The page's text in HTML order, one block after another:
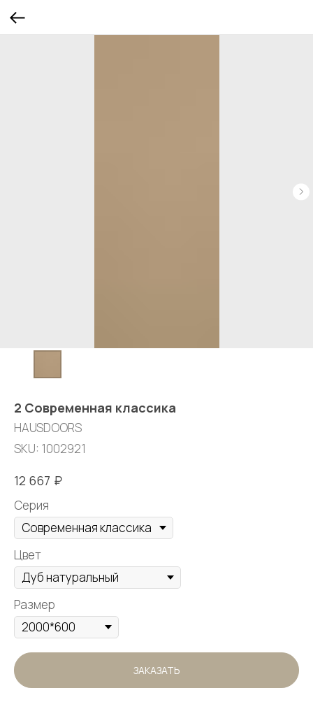
2 Современная классика
HAUSDOORS
SKU: 1002921
12 667 ₽
Серия
Цвет
Размер
ЗАКАЗАТЬ